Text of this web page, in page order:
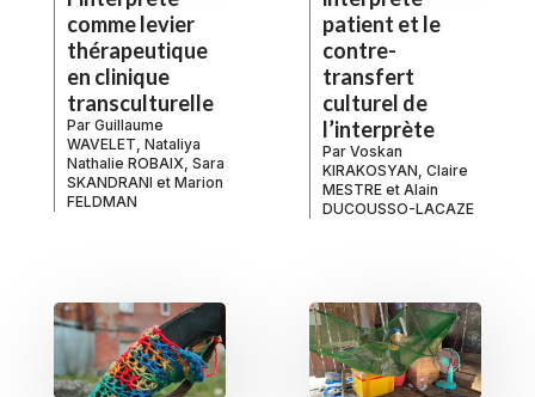
comme levier
thérapeutique
en clinique
transculturelle
Par Guillaume
WAVELET Nataliya
Nathalie ROBAIX Sara
SKANDRANI et Marion
FELDMAN
patient et le
contre-
transfert
culturel de
l’interprète
Par Voskan
KIRAKOSYAN Claire
MESTRE et Alain
DUCOUSSO-LACAZE